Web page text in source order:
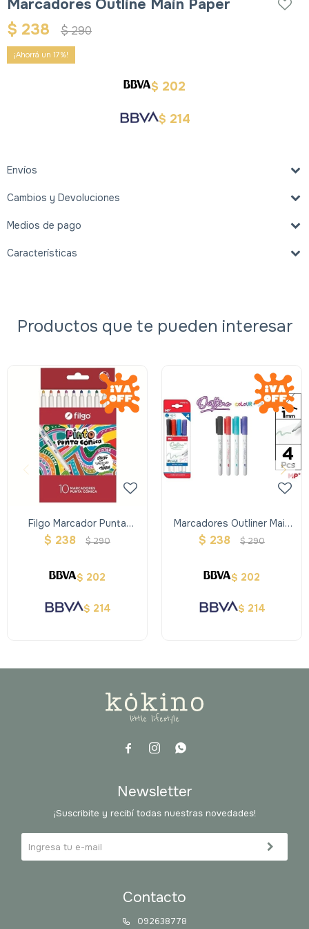
Marcadores Outline Main Paper
$ 238 $290
17
$ 202
$ 214
Envíos
Cambios y Devoluciones
Medios de pago
Características
Productos que te pueden interesar
Filgo Marcador Punta
Conica Pinto 2221 X10
$ 238 $290
$ 202
$ 214
Marcadores Outliner Main
Paper Colores Fuertes
$ 238 $290
$ 202
$ 214
  
Contacto
092638778
Newsletter
¡Suscribite y recibí todas nuestras novedades!